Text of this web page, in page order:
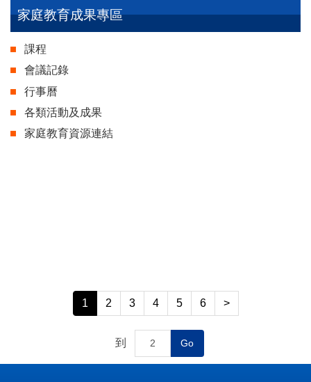
家庭教育成果專區
課程
會議記錄
行事曆
各類活動及成果
家庭教育資源連結
1 2 3 4 5 6 >
到 Go